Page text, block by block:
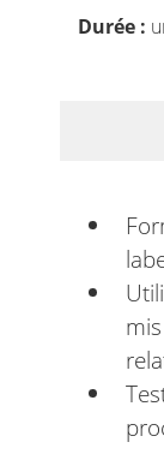
Durée :